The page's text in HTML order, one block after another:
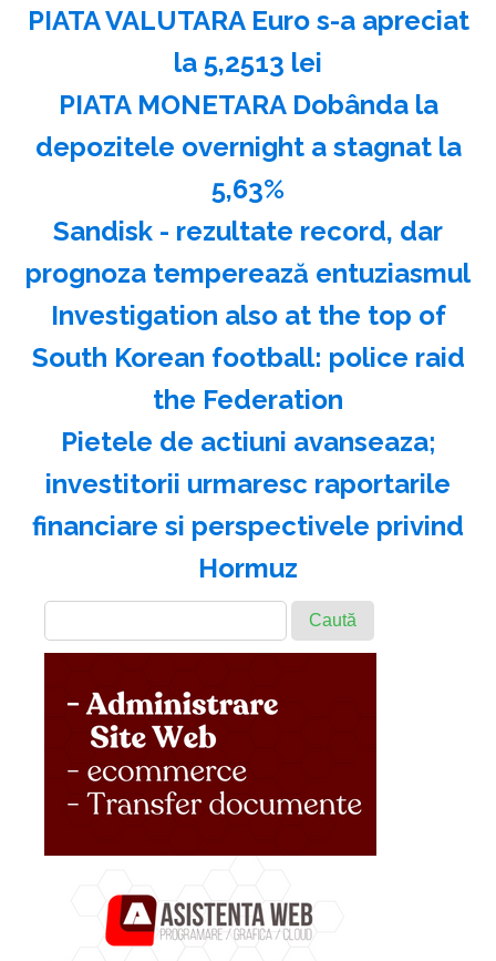
PIATA VALUTARA Euro s-a apreciat
la 5,2513 lei
PIATA MONETARA Dobânda la
depozitele overnight a stagnat la
5,63%
Sandisk - rezultate record, dar
prognoza temperează entuziasmul
Investigation also at the top of
South Korean football: police raid
the Federation
Pietele de actiuni avanseaza;
investitorii urmaresc raportarile
financiare si perspectivele privind
Hormuz